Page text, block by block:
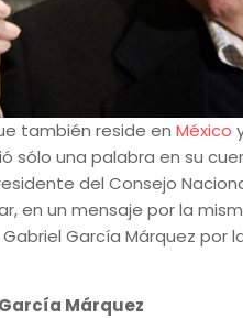
también reside en México
sólo una palabra en su
del Consejo
en un mensaje por la
García Márquez por
Márquez